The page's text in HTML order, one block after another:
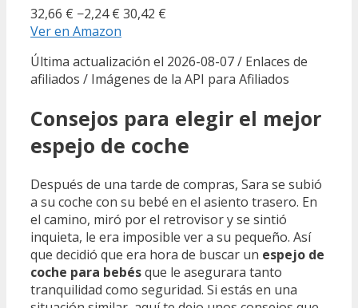
32,66 € −2,24 € 30,42 €
Ver en Amazon
Última actualización el 2026-08-07 / Enlaces de
afiliados / Imágenes de la API para Afiliados
Consejos para elegir el mejor
espejo de coche
Después de una tarde de compras, Sara se subió
a su coche con su bebé en el asiento trasero. En
el camino, miró por el retrovisor y se sintió
inquieta, le era imposible ver a su pequeño. Así
que decidió que era hora de buscar un espejo de
coche para bebésque le asegurara tanto
tranquilidad como seguridad. Si estás en una